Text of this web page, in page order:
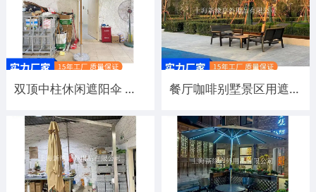
双顶中柱休闲遮阳伞 户外餐厅别墅用大太阳伞双顶通风 餐厅咖啡别墅景区用遮阳大太阳伞厂家供应 户外休闲木架侧立吊伞